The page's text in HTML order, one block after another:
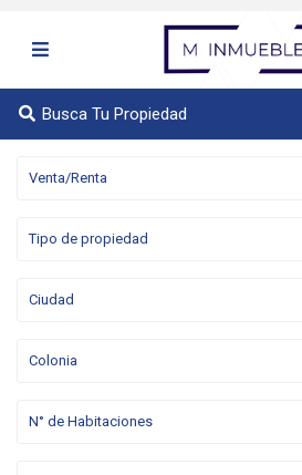
Busca Tu Propiedad
Venta/Renta
Tipo de propiedad
Ciudad
Colonia
N° de Habitaciones